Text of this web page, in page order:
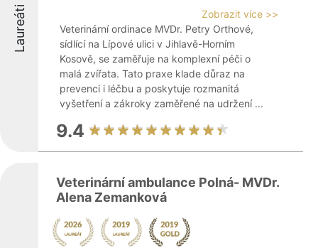
Laureáti
Zobrazit více >>
Veterinární ordinace MVDr. Petry Orthové,
sídlící na Lípové ulici v Jihlavě-Horním
Kosově, se zaměřuje na komplexní péči o
malá zvířata. Tato praxe klade důraz na
prevenci i léčbu a poskytuje rozmanitá
vyšetření a zákroky zaměřené na udržení ...
9.4
Veterinární ambulance Polná- MVDr.
Alena Zemanková